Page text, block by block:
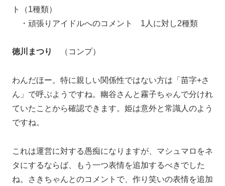
ト（1種類）
・頑張りアイドルへのコメント 1人に対し2種類
徳川まつり （コンプ）
わんだほー。特に親しい関係性ではない方は「苗字+さ
ん」で呼ぶようですね。幽谷さんと霧子ちゃんで分けれ
ていたことから確認できます。姫は意外と常識人のよう
ですね。
これは運営に対する愚痴になりますが、マシュマロをネ
タにするならば、もう一つ表情を追加するべきでした
ね。さきちゃんとのコメントで、作り笑いの表情を追加